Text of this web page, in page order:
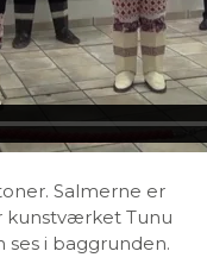
Salmerne er
kunstværket Tunu
ses i baggrunden.